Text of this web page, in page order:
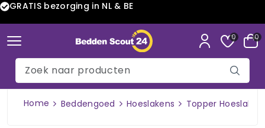
GRATIS bezorging in NL & BE
0 0
Home Beddengoed Hoeslakens Topper